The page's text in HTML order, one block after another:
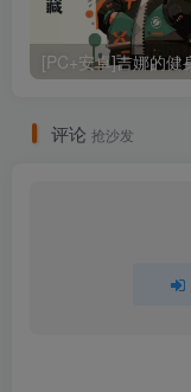
评论 抢沙发